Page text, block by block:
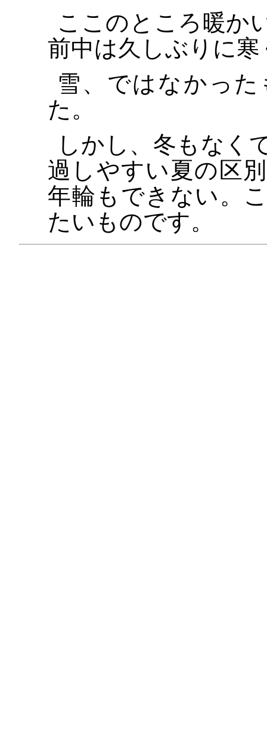
ここのところ暖か
前中は久しぶりに
雪、ではなかっ
た。
しかし、冬もなく
過しやすい夏の区
年輪もできない。
たいものです。